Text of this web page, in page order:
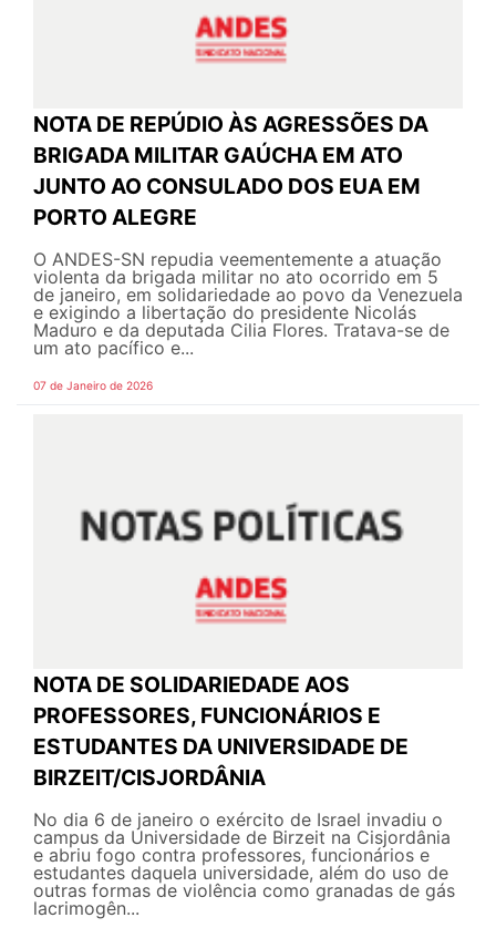
NOTA DE REPÚDIO ÀS AGRESSÕES DA
BRIGADA MILITAR GAÚCHA EM ATO
JUNTO AO CONSULADO DOS EUA EM
PORTO ALEGRE
O ANDES-SN repudia veementemente a atuação
violenta da brigada militar no ato ocorrido em 5
de janeiro, em solidariedade ao povo da Venezuela
e exigindo a libertação do presidente Nicolás
Maduro e da deputada Cilia Flores. Tratava-se de
um ato pacífico e...
07 de Janeiro de 2026
NOTA DE SOLIDARIEDADE AOS
PROFESSORES, FUNCIONÁRIOS E
ESTUDANTES DA UNIVERSIDADE DE
BIRZEIT/CISJORDÂNIA
No dia 6 de janeiro o exército de Israel invadiu o
campus da Universidade de Birzeit na Cisjordânia
e abriu fogo contra professores, funcionários e
estudantes daquela universidade, além do uso de
outras formas de violência como granadas de gás
lacrimogên...